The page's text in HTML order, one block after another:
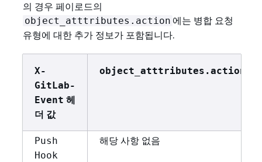
의 경우 페이로드의
object_atttributes.action 에는 병합 요청
유형에 대한 추가 정보가 포함됩니다.
X-
GitLab-
Event 헤
더 값
object_atttributes.action
Push
Hook
해당 사항 없음